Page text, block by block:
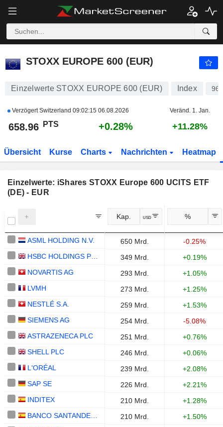
STOXX EUROPE 600 (EUR)
Einzelwerte STOXX EUROPE 600 (EUR) Index
Verzögert Switzerland 09:02:15 06.08.2026 Veränd. 1. Jan.
658.96 PTS +0.28% +11.28%
Übersicht Kurse Charts Nachrichten Heatmap
Einzelwerte: iShares STOXX Europe 600 UCITS ETF
(DE) - EUR
Kap. USD %
ASML HOLDING N.V. 650 Mrd.
-0.25%
349 Mrd.
+0.19%
NOVARTIS AG
293 Mrd.
+1.05%
LVMH
273 Mrd.
+1.25%
NESTLÉ S.A.
259 Mrd.
+1.53%
SIEMENS AG
254 Mrd.
-5.08%
ASTRAZENECA PLC
251 Mrd.
+0.76%
SHELL PLC
246 Mrd.
+0.06%
L'ORÉAL
239 Mrd.
+2.08%
SAP SE
226 Mrd.
+2.21%
INDITEX
210 Mrd.
+1.28%
210 Mrd.
+1.50%